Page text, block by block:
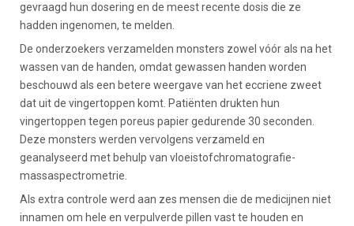
gevraagd hun dosering en de meest recente dosis die ze
hadden ingenomen, te melden.
De onderzoekers verzamelden monsters zowel vóór als na het
wassen van de handen, omdat gewassen handen worden
beschouwd als een betere weergave van het eccriene zweet
dat uit de vingertoppen komt. Patiënten drukten hun
vingertoppen tegen poreus papier gedurende 30 seconden.
Deze monsters werden vervolgens verzameld en
geanalyseerd met behulp van vloeistofchromatografie-
massaspectrometrie.
Als extra controle werd aan zes mensen die de medicijnen niet
innamen om hele en verpulverde pillen vast te houden en